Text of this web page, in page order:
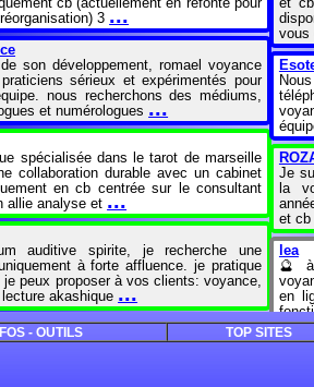
3 ...
son développement, romael voyance
sérieux et expérimentés pour
nous recherchons des médiums,
et numérologues ...
spécialisée dans le tarot de marseille
collaboration durable avec un cabinet
en cb centrée sur le consultant
allie analyse et ...
auditive spirite, je recherche une
à forte affluence. je pratique
peux proposer à vos clients: voyance,
akashique ...
Pro
voyance pro
vous
Je
la
et cb
lea
🔮 à
en
- OUTILS TOP SITES